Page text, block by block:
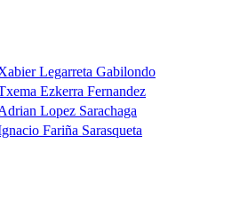
Legarreta Gabilondo
Ezkerra Fernandez
Lopez Sarachaga
Fariña Sarasqueta